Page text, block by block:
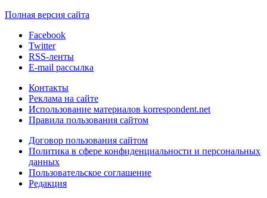
Полная версия сайта
Facebook
Twitter
RSS-ленты
E-mail рассылка
Контакты
Реклама на сайте
Использование материалов korrespondent.net
Правила пользования сайтом
Договор пользования сайтом
Политика в сфере конфиденциальности и персональных
данных
Пользовательское соглашение
Редакция